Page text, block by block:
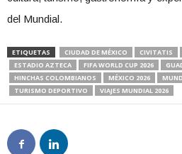
del Mundial.
ETIQUETAS CIUDAD DE MÉXICO CIVITATIS
ESTADIO AZTECA
FIFA WORLD CUP 2026
HINCHAS COLOMBIANOS
MÉXICO 2026
TURISMO DEPORTIVO
VIAJES MUNDIAL 2026